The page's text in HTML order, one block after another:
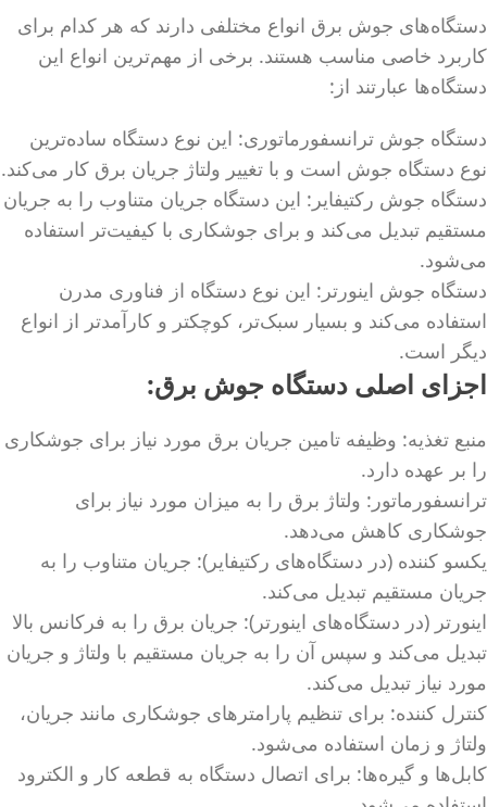
دستگاه‌های جوش برق انواع مختلفی دارند که هر کدام برای
کاربرد خاصی مناسب هستند. برخی از مهم‌ترین انواع این
دستگاه‌ها عبارتند از:
دستگاه جوش ترانسفورماتوری: این نوع دستگاه ساده‌ترین
نوع دستگاه جوش است و با تغییر ولتاژ جریان برق کار می‌کند.
دستگاه جوش رکتیفایر: این دستگاه جریان متناوب را به جریان
مستقیم تبدیل می‌کند و برای جوشکاری با کیفیت‌تر استفاده
می‌شود.
دستگاه جوش اینورتر: این نوع دستگاه از فناوری مدرن
استفاده می‌کند و بسیار سبک‌تر، کوچکتر و کارآمدتر از انواع
دیگر است.
اجزای اصلی دستگاه جوش برق:
منبع تغذیه: وظیفه تامین جریان برق مورد نیاز برای جوشکاری
را بر عهده دارد.
ترانسفورماتور: ولتاژ برق را به میزان مورد نیاز برای
جوشکاری کاهش می‌دهد.
یکسو کننده (در دستگاه‌های رکتیفایر): جریان متناوب را به
جریان مستقیم تبدیل می‌کند.
اینورتر (در دستگاه‌های اینورتر): جریان برق را به فرکانس بالا
تبدیل می‌کند و سپس آن را به جریان مستقیم با ولتاژ و جریان
مورد نیاز تبدیل می‌کند.
کنترل کننده: برای تنظیم پارامترهای جوشکاری مانند جریان،
ولتاژ و زمان استفاده می‌شود.
کابل‌ها و گیره‌ها: برای اتصال دستگاه به قطعه کار و الکترود